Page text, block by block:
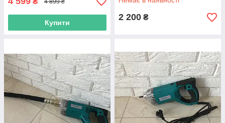
Купити
2 200 ₴